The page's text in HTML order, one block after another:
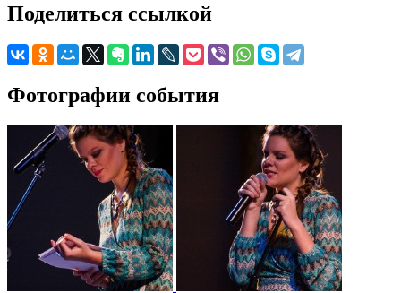
Поделиться ссылкой
Фотографии события